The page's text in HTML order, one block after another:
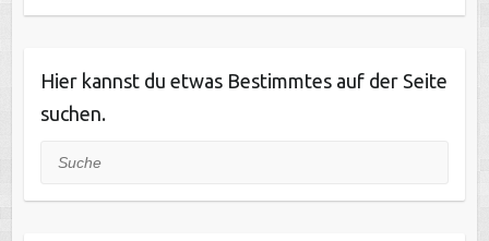
Hier kannst du etwas Bestimmtes auf der Seite
suchen.
Suche